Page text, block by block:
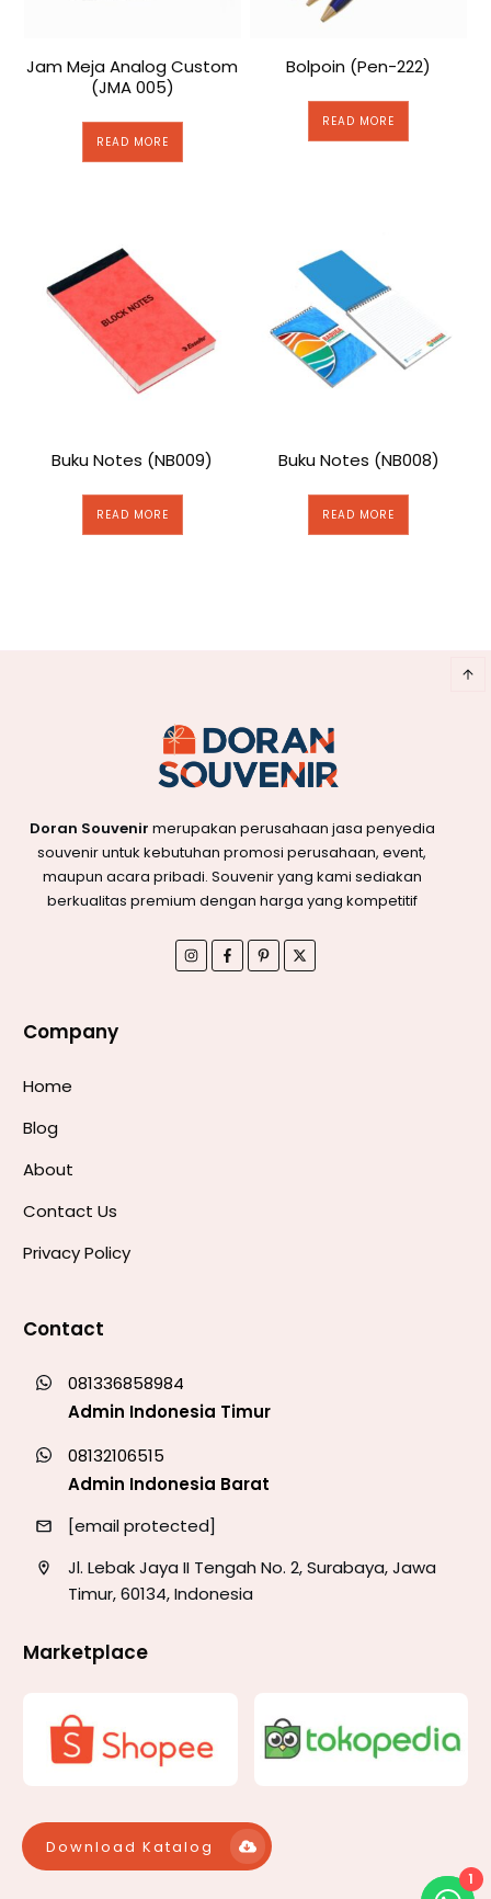
Jam Meja Analog Custom
(JMA 005)
READ MORE
Bolpoin (Pen-222)
READ MORE
Buku Notes (NB009)
READ MORE
Buku Notes (NB008)
READ MORE
Doran Souvenir merupakan perusahaan jasa penyedia
souvenir untuk kebutuhan promosi perusahaan, event,
maupun acara pribadi. Souvenir yang kami sediakan
berkualitas premium dengan harga yang kompetitif
Company
Home
Blog
About
Contact Us
Privacy Policy
Contact
081336858984
Admin Indonesia Timur
08132106515
Admin Indonesia Barat
[email protected]
Jl. Lebak Jaya II Tengah No. 2, Surabaya, Jawa
Timur, 60134, Indonesia
Marketplace
Download Katalog
1